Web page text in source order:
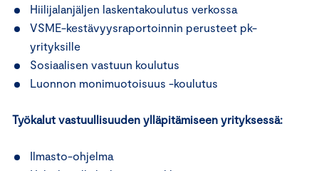
Hiilijalanjäljen laskentakoulutus verkossa
VSME-kestävyysraportoinnin perusteet pk-
yrityksille
Sosiaalisen vastuun koulutus
Luonnon monimuotoisuus -koulutus
Työkalut vastuullisuuden ylläpitämiseen yrityksessä:
Ilmasto-ohjelma